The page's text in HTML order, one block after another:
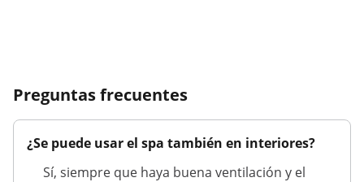
Preguntas frecuentes
¿Se puede usar el spa también en interiores?
Sí, siempre que haya buena ventilación y el